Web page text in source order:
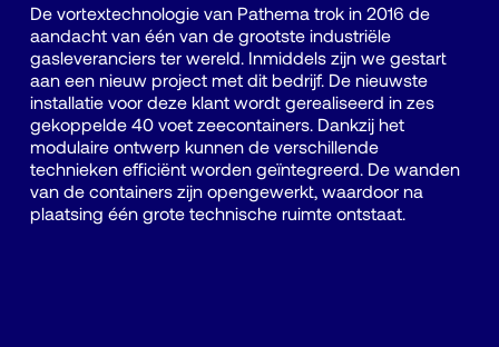
Gasproducent
De vortextechnologie van Pathema trok in 2016 de
aandacht van één van de grootste industriële
gasleveranciers ter wereld. Inmiddels zijn we gestart
aan een nieuw project met dit bedrijf. De nieuwste
installatie voor deze klant wordt gerealiseerd in zes
gekoppelde 40 voet zeecontainers. Dankzij het
modulaire ontwerp kunnen de verschillende
technieken efficiënt worden geïntegreerd. De wanden
van de containers zijn opengewerkt, waardoor na
plaatsing één grote technische ruimte ontstaat.